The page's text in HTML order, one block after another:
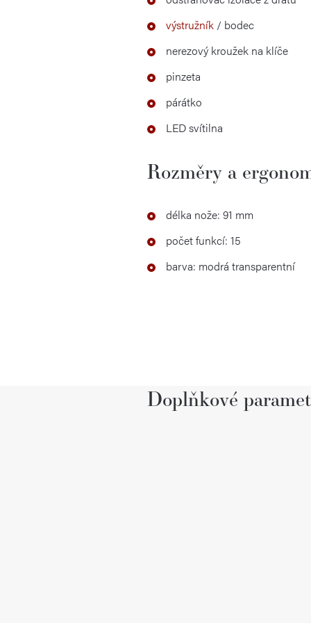
výstružník / bodec
nerezový kroužek na klíče
pinzeta
párátko
LED svítilna
Rozměry a
délka nože: 91 mm
počet funkcí: 15
barva: modrá transparentní
Doplňkové